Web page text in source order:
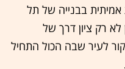
אמיתית בבנייה של תל
לא רק ציון דרך של
לעיר שבה הכול התחיל